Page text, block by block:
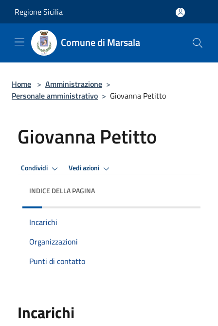
Regione Sicilia
Comune di Marsala
Home > Amministrazione >
Personale amministrativo > Giovanna Petitto
Giovanna Petitto
Condividi Vedi azioni
INDICE DELLA PAGINA
Incarichi
Organizzazioni
Punti di contatto
Incarichi